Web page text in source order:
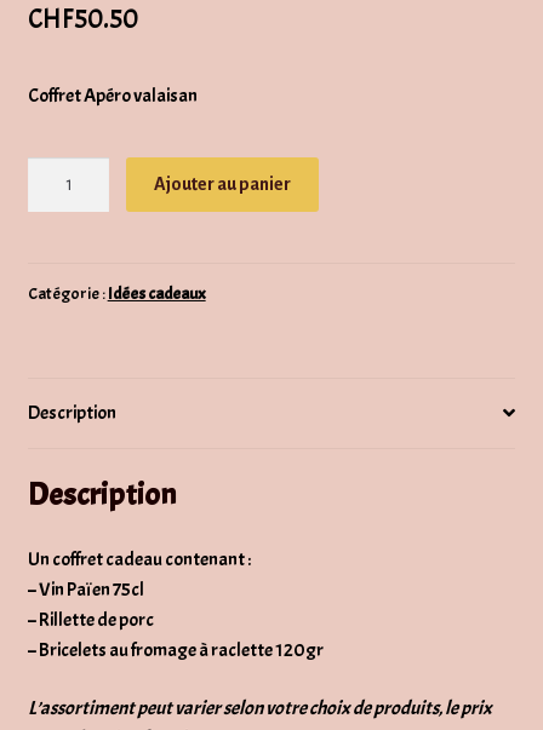
CHF50.50
Coffret Apéro valaisan
Apéro
Ajouter au panier
Catégorie :Idées cadeaux
Description
Description
Un coffret cadeau contenant :
– Vin Païen 75cl
– Rillette de porc
– Bricelets au fromage à raclette 120gr
L’assortiment peut varier selon votre choix de produits, le prix